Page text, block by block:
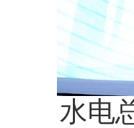
水电